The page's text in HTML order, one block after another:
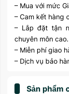
– Mua với mức
– Cam kết hàng
– Lắp đặt tận
chuyên môn cao.
– Miễn phí giao
– Dịch vụ bảo
Sản phẩm